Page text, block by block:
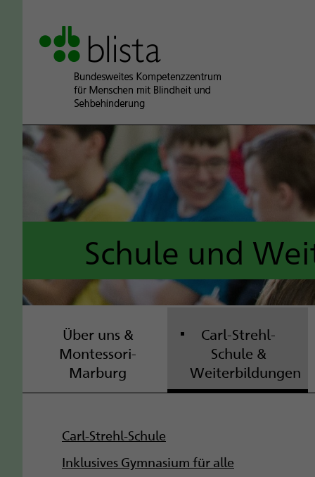
Schule und
Über uns &
Montessori-
Marburg
Carl-Strehl-
Schule &
Weiterbildungen
Carl-Strehl-Schule
Inklusives Gymnasium für alle